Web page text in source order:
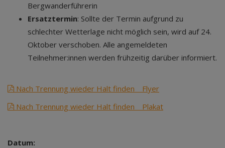
Bergwanderführerin
Ersatztermin: Sollte der Termin aufgrund zu
schlechter Wetterlage nicht möglich sein, wird auf 24.
Oktober verschoben. Alle angemeldeten
Teilnehmer:innen werden frühzeitig darüber informiert.
Nach Trennung wieder Halt finden _ Flyer
Nach Trennung wieder Halt finden _ Plakat
Datum: